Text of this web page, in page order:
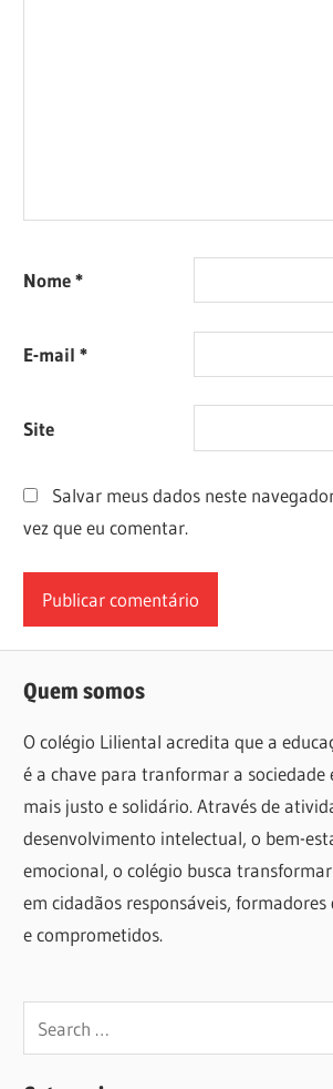
Nome*
E-mail*
Site
Salvar meus dados neste
vez que eu comentar.
Quem somos
O colégio Liliental acredita que a
é a chave para tranformar a
mais justo e solidário. Através de
desenvolvimento intelectual, o bem-
emocional, o colégio busca
em cidadãos responsáveis,
e comprometidos.